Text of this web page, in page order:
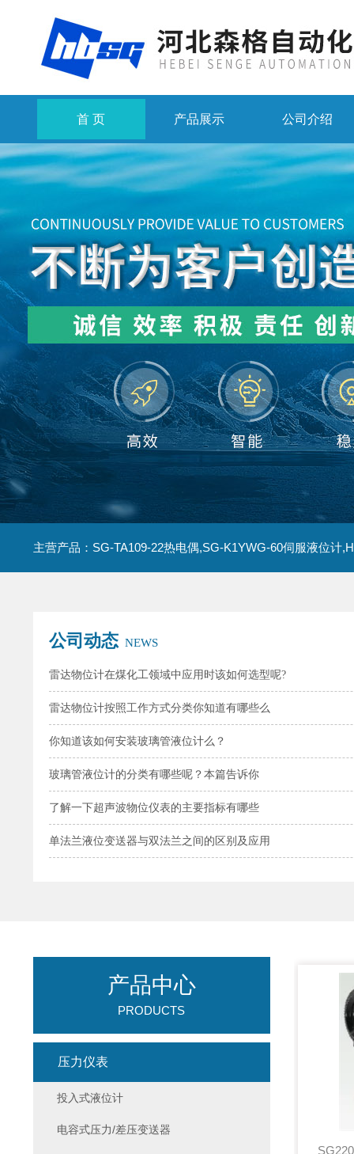
首 页 产品展示 公司介绍
公司动态 NEWS
雷达物位计在煤化工领域中应用时该如何选型呢?
雷达物位计按照工作方式分类你知道有哪些么
你知道该如何安装玻璃管液位计么？
玻璃管液位计的分类有哪些呢？本篇告诉你
了解一下超声波物位仪表的主要指标有哪些
单法兰液位变送器与双法兰之间的区别及应用
产品中心
PRODUCTS
压力仪表
投入式液位计
电容式压力/差压变送器